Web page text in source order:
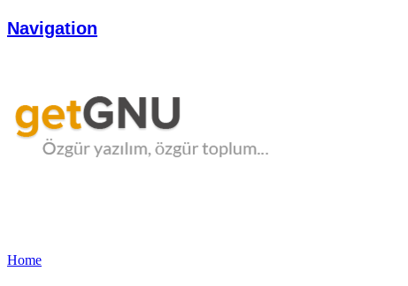
Navigation
Home